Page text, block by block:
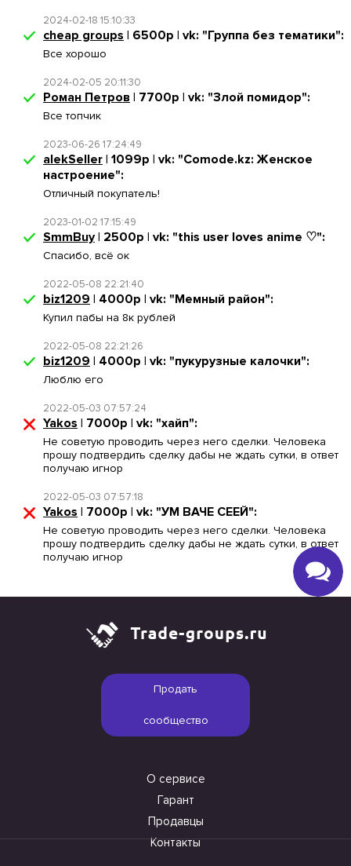
2024-02-18 15:10:33
cheap groups | 6500р | vk: "Группа без тематики":
Все хорошо
2024-02-05 20:11:30
Роман Петров | 7700р | vk: "Злой помидор":
Все топчик
2023-06-26 17:24:49
alekSeller | 1099р | vk: "Comode.kz: Женское
настроение":
Отличный покупатель!
2023-01-02 17:15:49
SmmBuy| 2500р | vk: "this user loves anime ♡":
Спасибо, всё ок
2022-05-08 22:21:40
biz1209 | 4000р | vk: "Мемный район":
Купил пабы на 8к рублей
2022-05-08 22:21:26
biz1209 | 4000р | vk: "пукурузные калочки":
Люблю его
2022-05-03 07:57:24
Yakos | 7000р | vk: "хайп":
Не советую проводить через него сделки. Человека
прошу подтвердить сделку дабы не ждать сутки, в ответ
получаю игнор
2022-05-03 07:57:18
Yakos | 7000р | vk: "УМ ВАЧЕ СЕЕЙ":
Не советую проводить через него сделки. Человека
прошу подтвердить сделку дабы не ждать сутки, в ответ
получаю игнор
Продать
сообщество
О сервисе
Гарант
Продавцы
Контакты